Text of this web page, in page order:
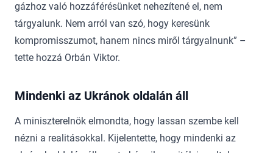
gázhoz való hozzáférésünket nehezítené el, nem
tárgyalunk. Nem arról van szó, hogy keresünk
kompromisszumot, hanem nincs miről tárgyalnunk” –
tette hozzá Orbán Viktor.
Mindenki az Ukránok oldalán áll
A miniszterelnök elmondta, hogy lassan szembe kell
nézni a realitásokkal. Kijelentette, hogy mindenki az